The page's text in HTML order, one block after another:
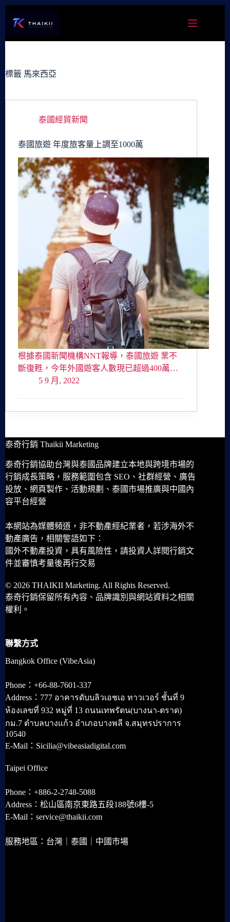
容
標籤 馬來西亞
泰國經貿新聞
泰國旅遊 年度旅客量上調至1000萬
根據泰國新聞機構NNT報導，泰國旅遊 業不
斷復甦，今年外國遊客人數現已超過400萬…
5 9 月, 2022
泰奇行銷 Thaikii Marketing
泰奇行銷協助台灣與泰國品牌建立本地與跨境市場的
行銷成長策略，服務範圍包含 SEO、社群經營、廣告
投放、網頁製作、活動規劃、泰國市場推廣與中國內
容平台經營
本網站為媒體頻道，非不動產經紀業者，若涉海外不
動產廣告，相關警語如下：
國外不動產投資，具有風險性，請投資人詳閱行銷文
件並審慎考量後再行交易
© 2026 THAIKII Marketing. All Rights Reserved.
泰奇行銷保留所有內容、品牌識別與網站資料之相關
權利。
聯繫方式
Bangkok Office (VibeAsia)
Phone：+66-88-7601-337
Address：777 อาคารดับบลิวเอชเอ ทาวเวอร์ ชั้นที่ 9
ห้องเลขที่ 932 หมู่ที่ 13 ถนนเทพรัตน(บางนา-ตราด)
กม.7 ตำบลบางแก้ว อำเภอบางพลี จ.สมุทรปราการ
10540
E-Mail：Sicilia@vibeasiadigital.com
Taipei Office
Phone：+886-2-2748-5088
Address：松山區南京東路五段188號6樓-5
E-Mail：service@thaikii.com
服務地區：台灣｜泰國｜中國市場